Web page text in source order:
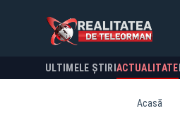
ULTIMELE ȘTIRI ACTUALITATE
Acasă